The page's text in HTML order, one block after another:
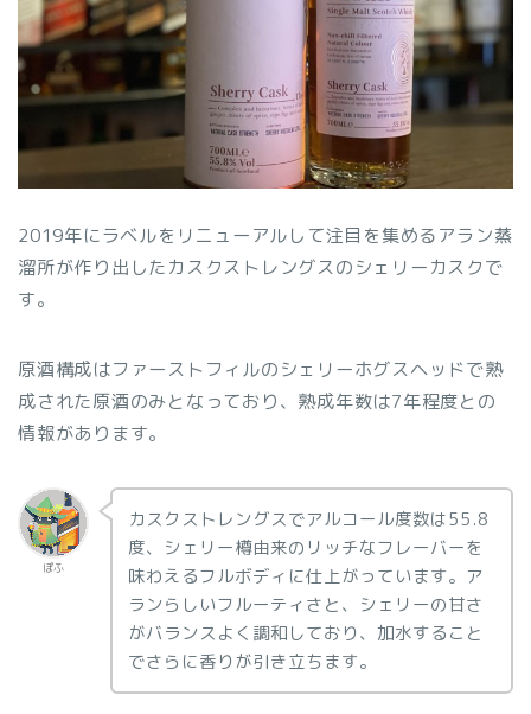
2019年にラベルをリニューアルして注目を集めるアラン蒸
溜所が作り出したカスクストレングスのシェリーカスクで
す。
原酒構成はファーストフィルのシェリーホグスヘッドで熟
成された原酒のみとなっており、熟成年数は7年程度との
情報があります。
ぽふ
カスクストレングスでアルコール度数は55.8
度、シェリー樽由来のリッチなフレーバーを
味わえるフルボディに仕上がっています。ア
ランらしいフルーティさと、シェリーの甘さ
がバランスよく調和しており、加水すること
でさらに香りが引き立ちます。